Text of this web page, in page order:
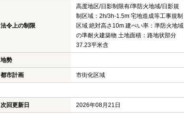
法令上の制限
高度地区/日影制限有/準防火地域/日影規
制区域：2h/3h-1.5m 宅地造成等工事規制
区域 絶対高さ10m 建ぺい率：準防火地域
の準耐火建築物 土地面積：路地状部分
37.23平米含
地勢
都市計画 市街化区域
次回更新日
2026年08月21日